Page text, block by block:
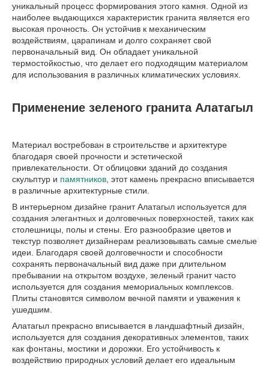
уникальный процесс формирования этого камня. Одной из
наиболее выдающихся характеристик гранита является его
высокая прочность. Он устойчив к механическим
воздействиям, царапинам и долго сохраняет свой
первоначальный вид. Он обладает уникальной
термостойкостью, что делает его подходящим материалом
для использования в различных климатических условиях.
Применение зеленого гранита Алатагыл
Материал востребован в строительстве и архитектуре
благодаря своей прочности и эстетической
привлекательности. От облицовки зданий до создания
скульптур и памятников, этот камень прекрасно вписывается
в различные архитектурные стили.
В интерьерном дизайне гранит Алатагыл используется для
создания элегантных и долговечных поверхностей, таких как
столешницы, полы и стены. Его разнообразие цветов и
текстур позволяет дизайнерам реализовывать самые смелые
идеи. Благодаря своей долговечности и способности
сохранять первоначальный вид даже при длительном
пребывании на открытом воздухе, зеленый гранит часто
используется для создания мемориальных комплексов.
Плиты становятся символом вечной памяти и уважения к
ушедшим.
Алатагыл прекрасно вписывается в ландшафтный дизайн,
используется для создания декоративных элементов, таких
как фонтаны, мостики и дорожки. Его устойчивость к
воздействию природных условий делает его идеальным